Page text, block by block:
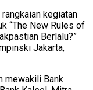
kegiatan
“The New Rules of
Berlalu?”
Jakarta,
mewakili Bank